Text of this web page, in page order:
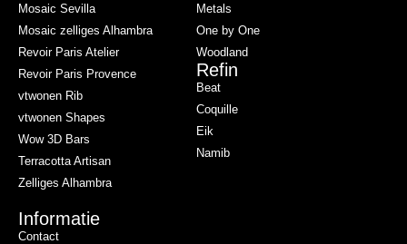
Mosaic Sevilla
Mosaic zelliges Alhambra
Revoir Paris Atelier
Revoir Paris Provence
vtwonen Rib
vtwonen Shapes
Wow 3D Bars
Terracotta Artisan
Zelliges Alhambra
Metals
One by One
Woodland
Refin
Beat
Coquille
Eik
Namib
Informatie
Contact